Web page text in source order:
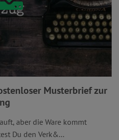
Musterbrief zur
aber die Ware kommt
Du den Verk&...